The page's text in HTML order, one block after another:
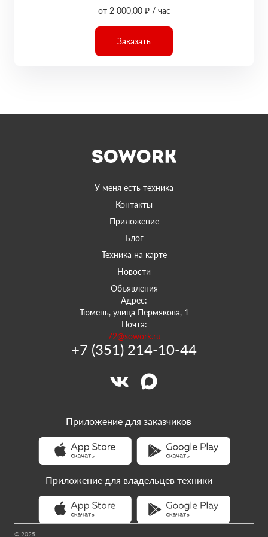
от 2 000,00 ₽ / час
Заказать
У меня есть техника
Контакты
Приложение
Блог
Техника на карте
Новости
Объявления
Адрес:
Тюмень, улица Пермякова, 1
Почта:
72@sowork.ru
+7 (351) 214-10-44
© 2025
Приложение для заказчиков
Приложение для владельцев техники